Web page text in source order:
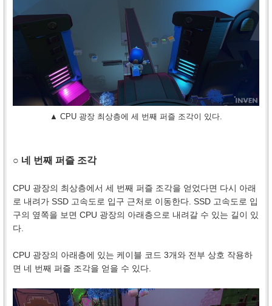
▲ CPU 광장 최상층에 세 번째 퍼즐 조각이 있다.
○ 네 번째 퍼즐 조각
CPU 광장의 최상층에서 세 번째 퍼즐 조각을 얻었다면 다시 아래
로 내려가 SSD 고속도로 입구 근처로 이동한다. SSD 고속도로 입
구의 옆쪽을 보면 CPU 광장의 아래층으로 내려갈 수 있는 길이 있
다.
CPU 광장의 아래층에 있는 케이블 코드 3개와 전부 상호 작용하
면 네 번째 퍼즐 조각을 얻을 수 있다.